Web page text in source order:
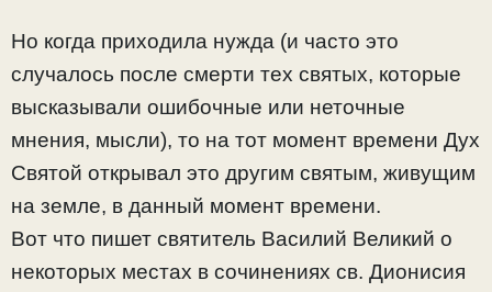
Но когда приходила нужда (и часто это
случалось после смерти тех святых, которые
высказывали ошибочные или неточные
мнения, мысли), то на тот момент времени Дух
Святой открывал это другим святым, живущим
на земле, в данный момент времени.
Вот что пишет святитель Василий Великий о
некоторых местах в сочинениях св. Дионисия